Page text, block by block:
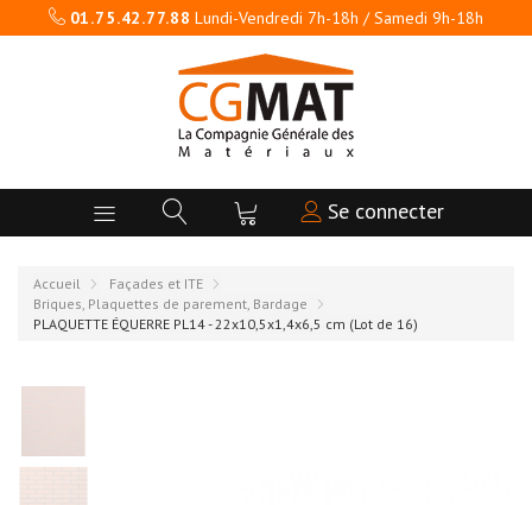
01.75.42.77.88 Lundi-Vendredi 7h-18h / Samedi 9h-18h
Se connecter
Accueil
Façades et ITE
Briques, Plaquettes de parement, Bardage
PLAQUETTE ÉQUERRE PL14 - 22x10,5x1,4x6,5 cm (Lot de 16)